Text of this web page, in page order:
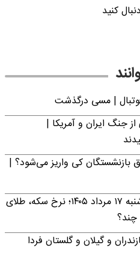
کنید
| مسی درگذشت
جنگ ایران و آمریکا |
بازنشستگان کی واریز می‌شود؟ |
بروزترین قیمت طلا و دلار امروز شنبه ۱۷ مرداد ۱۴۰۵؛ نرخ سکه، طلای
و گیلان و گلستان فردا